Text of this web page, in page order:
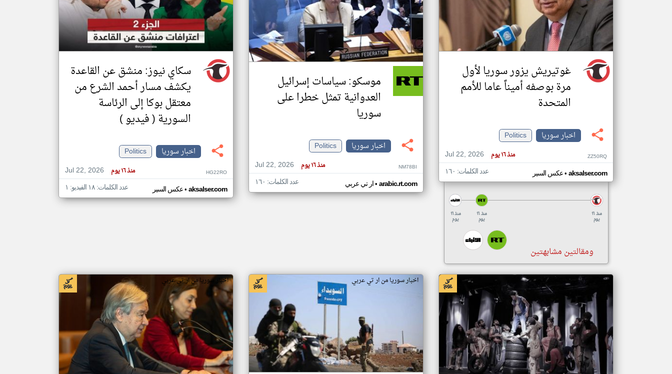
تغيير الدولة
مصادر الأخبار من سوريا
اخبار سوريا على مدار الساعة
أهم اخبار سوريا العاجلة والمباشرة
غوتيريش يزور سوريا لأول
مرة بوصفه أميناً عاما للأمم
المتحدة
اخبار سوريا
Politics
Jul 22, 2026
منذ ١٦ يوم ZZ50RQ
عكس السير• aksalser.com عدد الكلمات: ١٦٠
منذ ١٦
يوم
منذ ١٦
يوم
منذ ١٦
يوم
ومقالتين مشابهتين
موسكو: سياسات إسرائيل
العدوانية تمثل خطرا على
سوريا
اخبار سوريا
Politics
Jul 22, 2026
منذ ١٦ يوم NM78BI
ار تي عربي• arabic.rt.com عدد الكلمات: ١٦٠
سكاي نيوز: منشق عن القاعدة
يكشف مسار أحمد الشرع من
معتقل بوكا إلى الرئاسة
السورية ( فيديو )
اخبار سوريا
Politics
Jul 22, 2026
منذ ١٦ يوم HG22RO
عكس السير• aksalser.com عدد الكلمات: ١٨ الفيديو: ١
اخبار سوريا من اندبندنت عربية اخبار سوريا من ار تي عربي اخبار سوريا من ار تي عربي
klyoum.com